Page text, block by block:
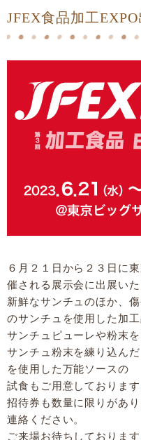
JFEX食品加工
６月２１日から２３日に
催される展示会に出展いた
新鮮なサンチュのほか、
のサンチュを使用した加
サンチュピューレや粉末を
サンチュ粉末を練り込ん
を使用した万能ソースの
試食もご用意しております
招待券も数量に限りがあ
連絡ください。
ご来場お待ちしております